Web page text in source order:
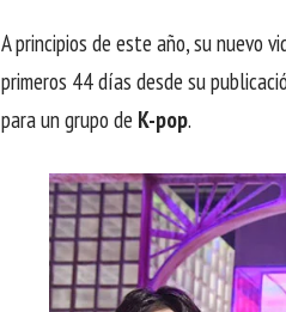
A principios de este año, su nuevo
primeros 44 días desde su
para un grupo de K-pop.